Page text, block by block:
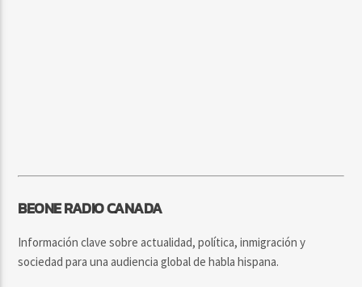
BEONE RADIO CANADA
Información clave sobre actualidad, política, inmigración y
sociedad para una audiencia global de habla hispana.